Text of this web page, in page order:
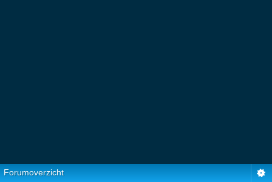
Forumoverzicht